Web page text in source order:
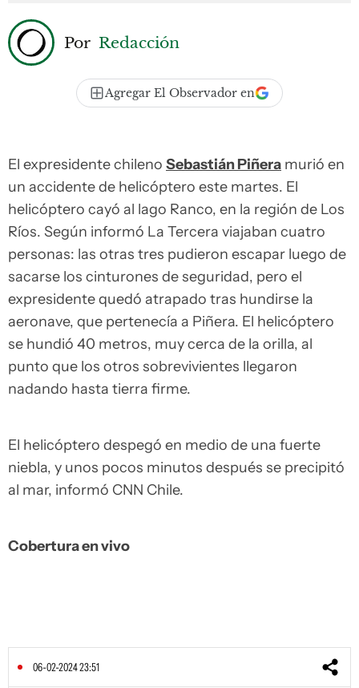
Por Redacción
Agregar El Observador en
El expresidente chileno Sebastián Piñera murió en
un accidente de helicóptero este martes. El
helicóptero cayó al lago Ranco, en la región de Los
Ríos. Según informó La Tercera viajaban cuatro
personas: las otras tres pudieron escapar luego de
sacarse los cinturones de seguridad, pero el
expresidente quedó atrapado tras hundirse la
aeronave, que pertenecía a Piñera. El helicóptero
se hundió 40 metros, muy cerca de la orilla, al
punto que los otros sobrevivientes llegaron
nadando hasta tierra firme.
El helicóptero despegó en medio de una fuerte
niebla, y unos pocos minutos después se precipitó
al mar, informó CNN Chile.
Cobertura en vivo
06-02-2024 23:51